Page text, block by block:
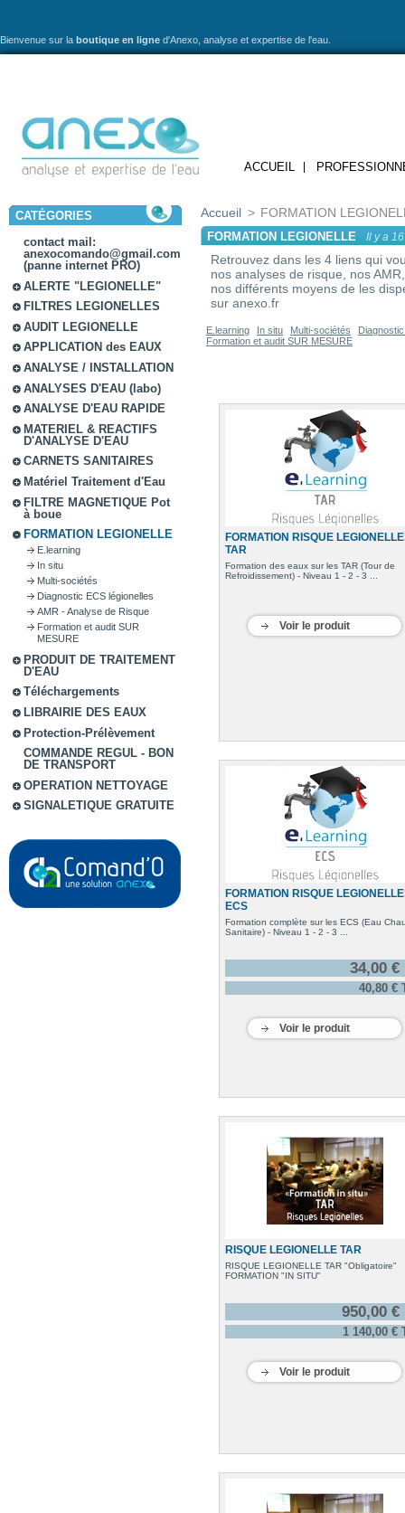
Bienvenue sur la boutique en ligne d'Anexo, analyse et expertise de l'eau.
ACCUEIL
CATÉGORIES
contact mail:
anexocomando@gmail.com
(panne internet PRO)
ALERTE "LEGIONELLE"
FILTRES LEGIONELLES
AUDIT LEGIONELLE
APPLICATION des EAUX
ANALYSE / INSTALLATION
ANALYSES D'EAU (labo)
ANALYSE D'EAU RAPIDE
MATERIEL & REACTIFS
D'ANALYSE D'EAU
CARNETS SANITAIRES
Matériel Traitement d'Eau
FILTRE MAGNETIQUE Pot
à boue
FORMATION LEGIONELLE
E.learning
In situ
Multi-sociétés
Diagnostic ECS légionelles
AMR - Analyse de Risque
Formation et audit SUR
MESURE
PRODUIT DE TRAITEMENT
D'EAU
Téléchargements
LIBRAIRIE DES EAUX
Protection-Prélèvement
COMMANDE REGUL - BON
DE TRANSPORT
OPERATION NETTOYAGE
SIGNALETIQUE GRATUITE
Accueil > FORMATION
FORMATION LEGIONELLE Il y a
Retrouvez dans les 4 liens qui
nos analyses de risque, nos
nos différents moyens de les
sur anexo.fr
E.learning In situ Multi-sociétés
Formation et audit SUR MESURE
FORMATION RISQUE
TAR
Formation des eaux sur les TAR (Tour de
Refroidissement) - Niveau 1 - 2 - 3 ...
Voir le produit
FORMATION RISQUE
ECS
Formation complète sur les ECS (Eau
Sanitaire) - Niveau 1 - 2 - 3 ...
34,00 €
40,80 €
Voir le produit
RISQUE LEGIONELLE TAR
RISQUE LEGIONELLE TAR "Obligatoire"
FORMATION "IN SITU"
950,00 €
1 140,00 €
Voir le produit